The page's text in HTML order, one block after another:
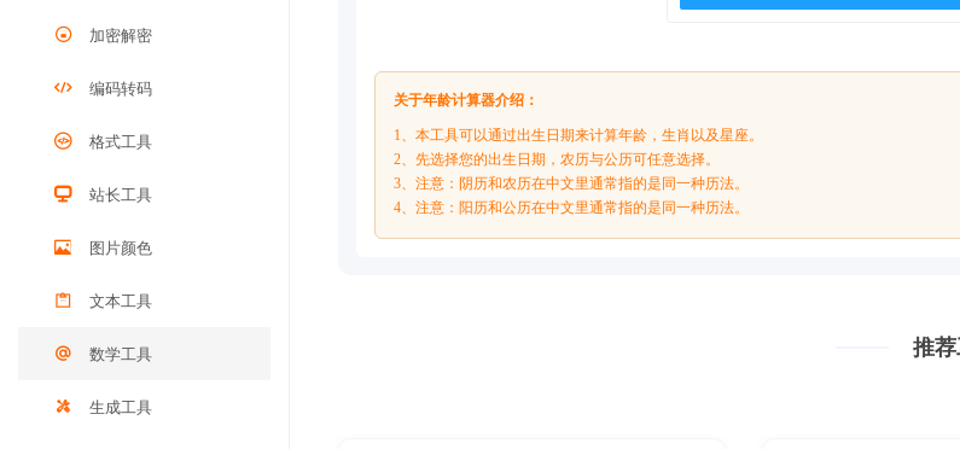
加密解密
编码转码
格式工具
站长工具
图片颜色
文本工具
数学工具
生成工具
关于年龄计算器介绍：
1、本工具可以通过出生日期来计算年龄，生肖以及星座。
2、先选择您的出生日期，农历与公历可任意选择。
3、注意：阴历和农历在中文里通常指的是同一种历法。
4、注意：阳历和公历在中文里通常指的是同一种历法。
推